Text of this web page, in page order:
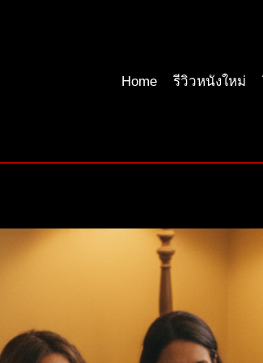
Home
รีวิวหนังใหม่